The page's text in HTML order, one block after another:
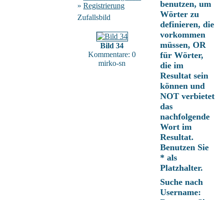
» Registrierung
Zufallsbild
Bild 34
Kommentare: 0
mirko-sn
benutzen, um
Wörter zu
definieren, die
vorkommen
müssen, OR
für Wörter,
die im
Resultat sein
können und
NOT verbietet
das
nachfolgende
Wort im
Resultat.
Benutzen Sie
* als
Platzhalter.
Suche nach
Username: